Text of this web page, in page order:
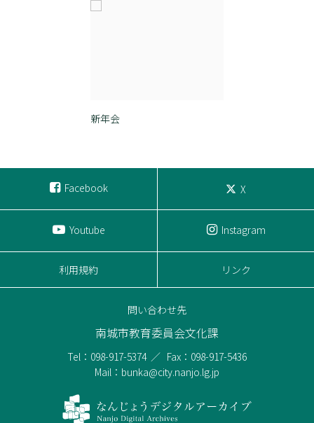
新年会
Facebook X
Youtube Instagram
利用規約 リンク
問い合わせ先
南城市教育委員会文化課
Tel：098-917-5374
Fax：098-917-5436
Mail：bunka@city.nanjo.lg.jp